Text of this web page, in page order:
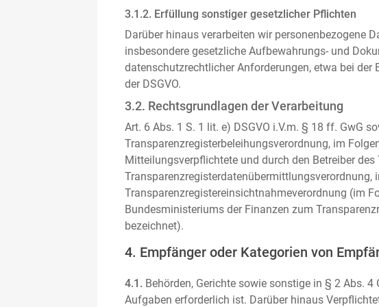
3.1.2. Erfüllung sonstiger gesetzlicher Pflichten
Darüber hinaus verarbeiten wir personenbezogene
insbesondere gesetzliche Aufbewahrungs- und
datenschutzrechtlicher Anforderungen, etwa bei
der DSGVO.
3.2. Rechtsgrundlagen der Verarbeitung
Art. 6 Abs. 1 S. 1 lit. e) DSGVO i.V.m. § 18 ff. GwG
Transparenzregisterbeleihungsverordnung, im
Mitteilungsverpflichtete und durch den Betreiber
Transparenzregisterdatenübermittlungsverordnung,
Transparenzregistereinsichtnahmeverordnung (im
Bundesministeriums der Finanzen zum
bezeichnet).
4. Empfänger oder Kategorien von
4.1. Behörden, Gerichte sowie sonstige in § 2 Abs.
Aufgaben erforderlich ist. Darüber hinaus